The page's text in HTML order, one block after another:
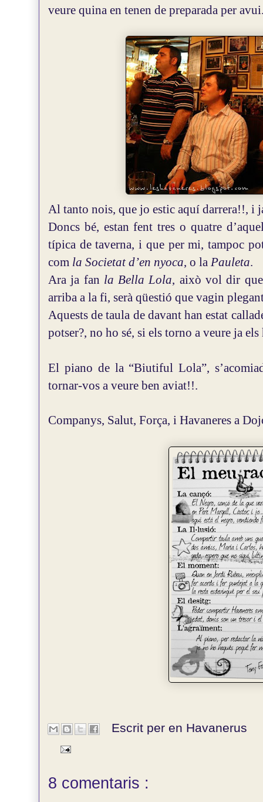
veure quina en tenen de preparada per
Al tanto nois, que jo estic aquí darrera!!, i
Doncs bé, estan fent tres o quatre
típica de taverna, i que per mi, tampoc
com la Societat d’en nyoca, o la Pauleta.
Ara ja fan la Bella Lola, això vol dir que
arriba a la fi, serà qüestió que vagin
Aquests de taula de davant han estat
potser?, no ho sé, si els torno a veure ja
El piano de la “Biutiful Lola”,
tornar-vos a veure ben aviat!!.
Companys, Salut, Força, i Havaneres a
Escrit per en Havanerus
8 comentaris :